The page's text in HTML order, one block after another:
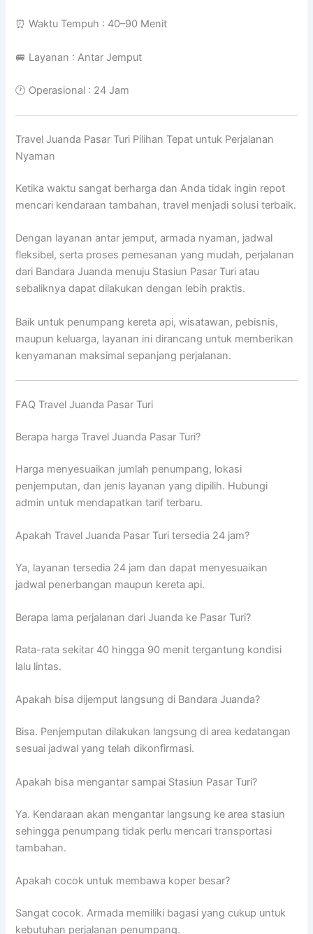
⏰ Waktu Tempuh : 40–90 Menit
🚐 Layanan : Antar Jemput
🕐 Operasional : 24 Jam
Travel Juanda Pasar Turi Pilihan Tepat untuk Perjalanan
Nyaman
Ketika waktu sangat berharga dan Anda tidak ingin repot
mencari kendaraan tambahan, travel menjadi solusi terbaik.
Dengan layanan antar jemput, armada nyaman, jadwal
fleksibel, serta proses pemesanan yang mudah, perjalanan
dari Bandara Juanda menuju Stasiun Pasar Turi atau
sebaliknya dapat dilakukan dengan lebih praktis.
Baik untuk penumpang kereta api, wisatawan, pebisnis,
maupun keluarga, layanan ini dirancang untuk memberikan
kenyamanan maksimal sepanjang perjalanan.
FAQ Travel Juanda Pasar Turi
Berapa harga Travel Juanda Pasar Turi?
Harga menyesuaikan jumlah penumpang, lokasi
penjemputan, dan jenis layanan yang dipilih. Hubungi
admin untuk mendapatkan tarif terbaru.
Apakah Travel Juanda Pasar Turi tersedia 24 jam?
Ya, layanan tersedia 24 jam dan dapat menyesuaikan
jadwal penerbangan maupun kereta api.
Berapa lama perjalanan dari Juanda ke Pasar Turi?
Rata-rata sekitar 40 hingga 90 menit tergantung kondisi
lalu lintas.
Apakah bisa dijemput langsung di Bandara Juanda?
Bisa. Penjemputan dilakukan langsung di area kedatangan
sesuai jadwal yang telah dikonfirmasi.
Apakah bisa mengantar sampai Stasiun Pasar Turi?
Ya. Kendaraan akan mengantar langsung ke area stasiun
sehingga penumpang tidak perlu mencari transportasi
tambahan.
Apakah cocok untuk membawa koper besar?
Sangat cocok. Armada memiliki bagasi yang cukup untuk
kebutuhan perjalanan penumpang.